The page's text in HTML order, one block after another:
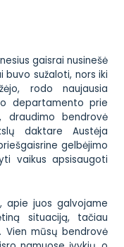
gaisrai nusinešė
sužaloti, nors iki
rodo naujausia
departamento prie
draudimo bendrovė
daktare Austėja
gelbėjimo
vaikus apsisaugoti
apie juos galvojame
situaciją, tačiau
Vien mūsų bendrovė